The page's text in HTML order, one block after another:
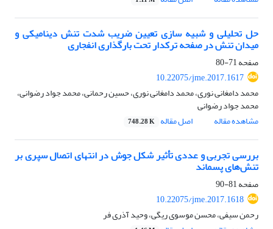
حل تحلیلی و شبیه سازی تعیین ضریب شدت تنش دینامیکی و
میدان تنش در صفحه ترکدار تحت بارگذاری انفجاری
صفحه71-80
10.22075/jme.2017.1617
محمد دامغانی نوری، محمد دامغانی نوری، حسین رحمانی، محمد جواد رضوانی،
محمد جواد رضوانی
مشاهده مقاله
اصل مقاله 748.28 K
بررسی تجربی و عددی تأثیر شکل جوش در انتهای اتصال سپری بر
تنش‌های پسماند
صفحه81-90
10.22075/jme.2017.1618
رحمن سیفی، محسن موسوی ریگی، وحید آذری فر